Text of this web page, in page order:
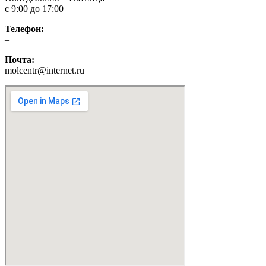
с 9:00 до 17:00
Телефон:
–
Почта:
molcentr@internet.ru